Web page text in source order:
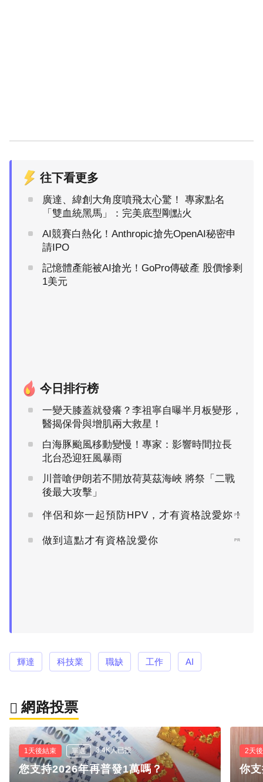
往下看更多
廣達、緯創大角度噴飛太心驚！ 專家點名
「雙血統黑馬」：完美底型剛點火
AI競賽白熱化！Anthropic搶先OpenAI秘密申
請IPO
記憶體產能被AI搶光！GoPro傳破產 股價慘剩
1美元
今日排行榜
一變天膝蓋就發癢？李祖寧自曝半月板變形，
醫揭保骨與增肌兩大救星！
白海豚颱風移動變慢！專家：影響時間拉長
北台恐迎狂風暴雨
川普嗆伊朗若不開放荷莫茲海峽 將祭「二戰
後最大攻擊」
伴侶和妳一起預防HPV，才有資格說愛妳！
PR
做到這點才有資格說愛你 PR
輝達 科技業 職缺 工作 AI
網路投票
1天後結束 單選 3.4K人已投
您支持2026年再普發1萬嗎？
2天
你